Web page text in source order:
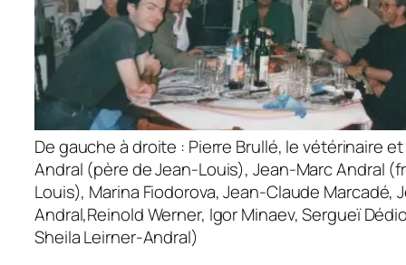
De gauche à droite : Pierre Brullé, le vétérinaire
Andral (père de Jean-Louis), Jean-Marc Andral
Louis), Marina Fiodorova, Jean-Claude Marcadé,
Andral,Reinold Werner, Igor Minaev, Sergueï
Sheila Leirner-Andral)